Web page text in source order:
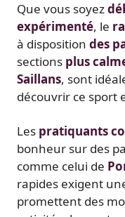
Que vous soyez
expérimenté, le
à disposition des
sections plus
Saillans, sont
découvrir ce sport
Les pratiquants
bonheur sur des
comme celui de
rapides exigent
promettent des